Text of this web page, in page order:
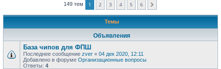
149 тем 1 2 3 4 5 6
Темы
Объявления
База чипов для ФПШ
Последнее сообщение zver « 04 дек 2020, 12:11
Добавлено в форуме Организационные вопросы
Ответы: 4